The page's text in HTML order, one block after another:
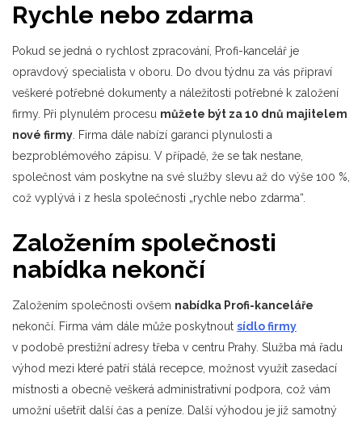
Rychle nebo zdarma
Pokud se jedná o rychlost zpracování, Profi-kancelář je
opravdový specialista v oboru. Do dvou týdnu za vás připraví
veškeré potřebné dokumenty a náležitosti potřebné k založení
firmy. Při plynulém procesu můžete být za 10 dnů majitelem
nové firmy . Firma dále nabízí garanci plynulosti a
bezproblémového zápisu. V případě, že se tak nestane,
společnost vám poskytne na své služby slevu až do výše 100 %,
což vyplývá i z hesla společnosti „rychle nebo zdarma“.
Založením společnosti
nabídka nekončí
Založením společnosti ovšem nabídka Profi-kanceláře
nekončí. Firma vám dále může poskytnout sídlo firmy
v podobě prestižní adresy třeba v centru Prahy. Služba má řadu
výhod mezi které patří stálá recepce, možnost využít zasedací
místnosti a obecně veškerá administrativní podpora, což vám
umožní ušetřit další čas a peníze. Další výhodou je již samotný